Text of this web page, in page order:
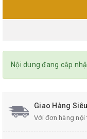
Nội dung đang cập
Giao Hàng
Với đơn hàng nội